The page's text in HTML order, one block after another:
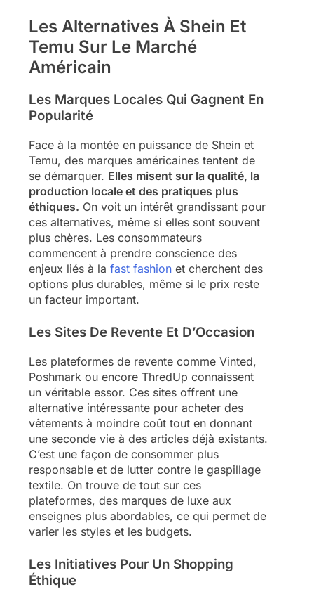
Les Alternatives À Shein Et
Temu Sur Le Marché
Américain
Les Marques Locales Qui Gagnent En
Popularité
Face à la montée en puissance de Shein et
Temu, des marques américaines tentent de
se démarquer. Elles misent sur la qualité, la
production locale et des pratiques plus
éthiques. On voit un intérêt grandissant pour
ces alternatives, même si elles sont souvent
plus chères. Les consommateurs
commencent à prendre conscience des
enjeux liés à la fast fashionet cherchent des
options plus durables, même si le prix reste
un facteur important.
Les Sites De Revente Et D’Occasion
Les plateformes de revente comme Vinted,
Poshmark ou encore ThredUp connaissent
un véritable essor. Ces sites offrent une
alternative intéressante pour acheter des
vêtements à moindre coût tout en donnant
une seconde vie à des articles déjà existants.
C’est une façon de consommer plus
responsable et de lutter contre le gaspillage
textile. On trouve de tout sur ces
plateformes, des marques de luxe aux
enseignes plus abordables, ce qui permet de
varier les styles et les budgets.
Les Initiatives Pour Un Shopping
Éthique